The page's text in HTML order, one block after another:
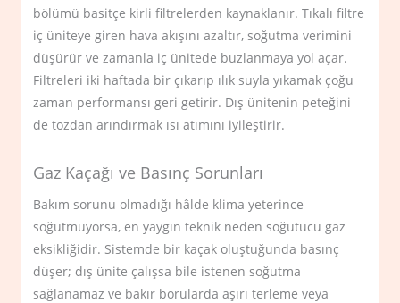
bölümü basitçe kirli filtrelerden kaynaklanır. Tıkalı filtre
iç üniteye giren hava akışını azaltır, soğutma verimini
düşürür ve zamanla iç ünitede buzlanmaya yol açar.
Filtreleri iki haftada bir çıkarıp ılık suyla yıkamak çoğu
zaman performansı geri getirir. Dış ünitenin peteğini
de tozdan arındırmak ısı atımını iyileştirir.
Gaz Kaçağı ve Basınç Sorunları
Bakım sorunu olmadığı hâlde klima yeterince
soğutmuyorsa, en yaygın teknik neden soğutucu gaz
eksikliğidir. Sistemde bir kaçak oluştuğunda basınç
düşer; dış ünite çalışsa bile istenen soğutma
sağlanamaz ve bakır borularda aşırı terleme veya